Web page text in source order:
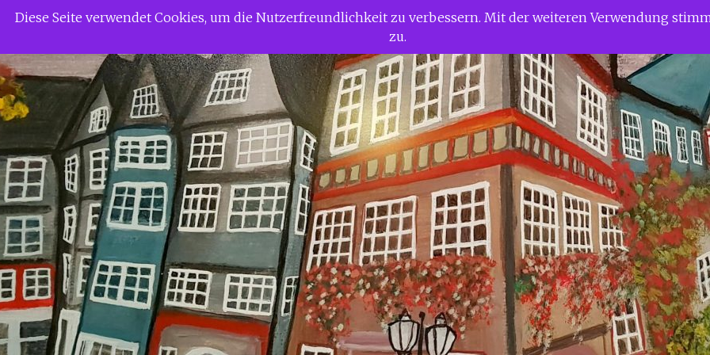
ZumSiggi Gerdaus Welt
Diese Seite verwendet Cookies, um die Nutzerfreundlichkeit zu verbessern. Mit der weiteren Verwendung
zu.